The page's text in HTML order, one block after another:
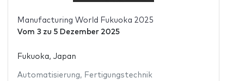
Manufacturing World Fukuoka 2025
Vom 3zu 5 Dezember 2025
Fukuoka, Japan
Automatisierung, Fertigungstechnik